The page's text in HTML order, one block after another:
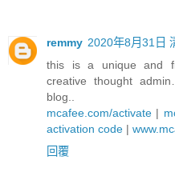
remmy 2020年8月31日
this is a unique and
creative thought
blog..
mcafee.com/activate |
activation code |
回覆